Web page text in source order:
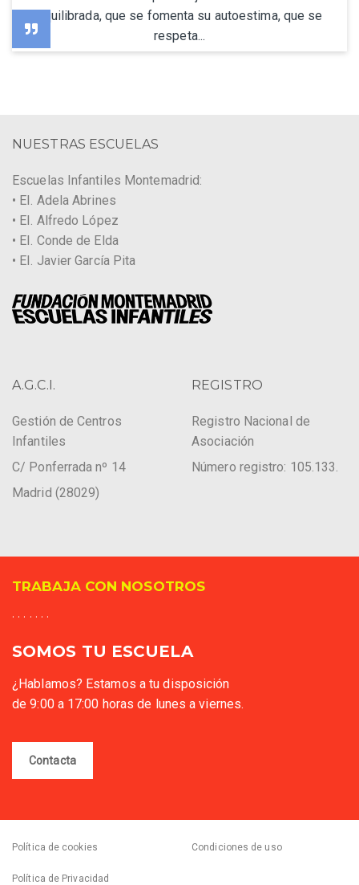
equilibrada, que se fomenta su autoestima, que se
respeta...
NUESTRAS ESCUELAS
Escuelas Infantiles Montemadrid:
• EI. Adela Abrines
• EI. Alfredo López
• EI. Conde de Elda
• EI. Javier García Pita
A.G.C.I.
Gestión de Centros
Infantiles
C/ Ponferrada nº 14
Madrid (28029)
REGISTRO
Registro Nacional de
Asociación
Número registro: 105.133.
TRABAJA CON NOSOTROS
. . . . . . .
SOMOS TU ESCUELA
¿Hablamos? Estamos a tu disposición
de 9:00 a 17:00 horas de lunes a viernes.
Contacta
Política de cookies Condiciones de uso
Política de Privacidad